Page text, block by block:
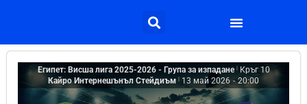
Египет: Висша лига 2025-2026 - Група за изпадане
Кръг 10
Кайро Интернешънъл Стейдиъм
13 май 2026 - 20:00